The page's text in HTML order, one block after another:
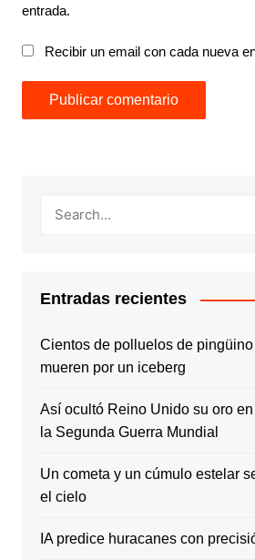
entrada.
Recibir un email con cada nueva
Entradas recientes
Cientos de polluelos de
mueren por un iceberg
Así ocultó Reino Unido su oro
la Segunda Guerra Mundial
Un cometa y un cúmulo estelar
el cielo
IA predice huracanes con